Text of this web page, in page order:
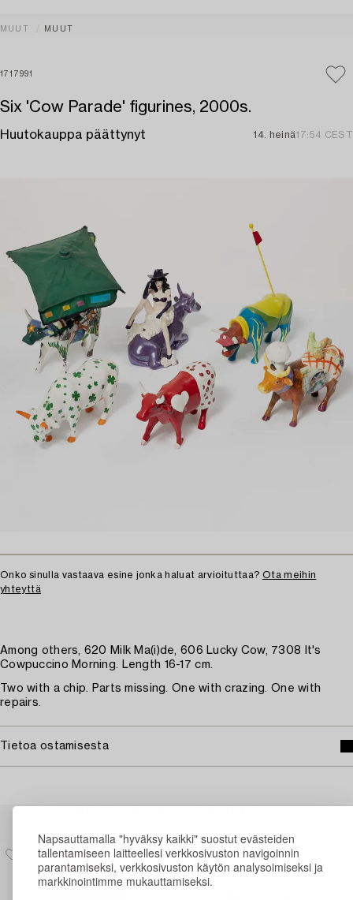
Napsauttamalla "hyväksy kaikki" suostut evästeiden
tallentamiseen laitteellesi verkkosivuston navigoinnin
parantamiseksi, verkkosivuston käytön analysoimiseksi ja
markkinointimme mukauttamiseksi.
MUUT MUUT
1717991
Six 'Cow Parade' figurines, 2000s.
Huutokauppa päättynyt 14. heinä17:54 CEST
Onko sinulla vastaava esine jonka haluat arvioituttaa? Ota meihin
yhteyttä
Among others, 620 Milk Ma(i)de, 606 Lucky Cow, 7308 It's
Cowpuccino Morning. Length 16-17 cm.
Two with a chip. Parts missing. One with crazing. One with
repairs.
Tietoa ostamisesta